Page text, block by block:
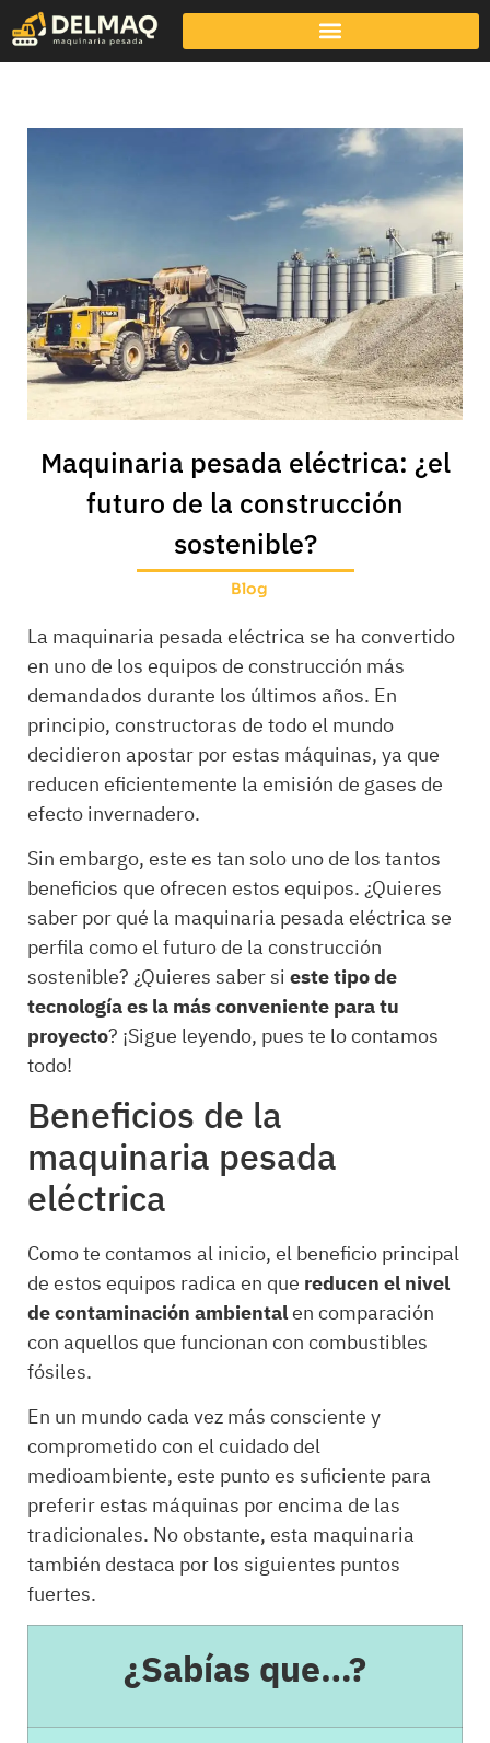
Maquinaria pesada eléctrica: ¿el
futuro de la construcción
sostenible?
Blog
La maquinaria pesada eléctrica se ha convertido
en uno de los equipos de construcción más
demandados durante los últimos años. En
principio, constructoras de todo el mundo
decidieron apostar por estas máquinas, ya que
reducen eficientemente la emisión de gases de
efecto invernadero.
Sin embargo, este es tan solo uno de los tantos
beneficios que ofrecen estos equipos. ¿Quieres
saber por qué la maquinaria pesada eléctrica se
perfila como el futuro de la construcción
sostenible? ¿Quieres saber si este tipo de
tecnología es la más conveniente para tu
proyecto? ¡Sigue leyendo, pues te lo contamos
todo!
Beneficios de la
maquinaria pesada
eléctrica
Como te contamos al inicio, el beneficio principal
de estos equipos radica en que reducen el nivel
de contaminación ambientalen comparación
con aquellos que funcionan con combustibles
fósiles.
En un mundo cada vez más consciente y
comprometido con el cuidado del
medioambiente, este punto es suficiente para
preferir estas máquinas por encima de las
tradicionales. No obstante, esta maquinaria
también destaca por los siguientes puntos
fuertes.
¿Sabías que…?